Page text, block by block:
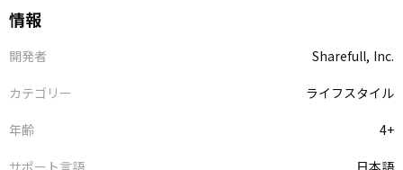
情報
開発者 Sharefull, Inc.
カテゴリー ライフスタイル
年齢 4+
サポート言語 日本語